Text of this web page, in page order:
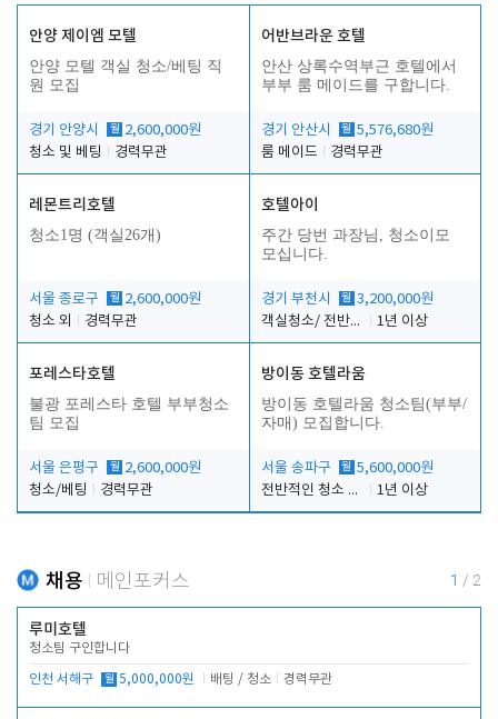
안양 제이엠 모텔
안양 모텔 객실 청소/베팅 직
원 모집
경기 안양시 월 2,600,000원
청소 및 베팅
경력무관
어반브라운 호텔
안산 상록수역부근 호텔에서
부부 룸 메이드를 구합니다.
경기 안산시 월 5,576,680원
룸 메이드
경력무관
레몬트리호텔
청소1명 (객실26개)
서울 종로구 월 2,600,000원
청소 외
경력무관
호텔아이
주간 당번 과장님, 청소이모
모십니다.
경기 부천시 월 3,200,000원
객실청소/ 전반적인 프론트 업무 및 주차
1년 이상
포레스타호텔
불광 포레스타 호텔 부부청소
팀 모집
서울 은평구 월 2,600,000원
청소/베팅
경력무관
방이동 호텔라움
방이동 호텔라움 청소팀(부부/
자매) 모집합니다.
서울 송파구 월 5,600,000원
전반적인 청소 업무(객실청소.객실정리)
1년 이상
채용 메인포커스 1 / 2
루미호텔
청소팀 구인합니다
인천 서해구 월 5,000,000원 배팅 / 청소 경력무관